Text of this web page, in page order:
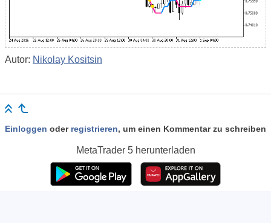
Autor: Nikolay Kositsin
Einloggen oder registrieren, um einen Kommentar zu schreiben
MetaTrader 5herunterladen